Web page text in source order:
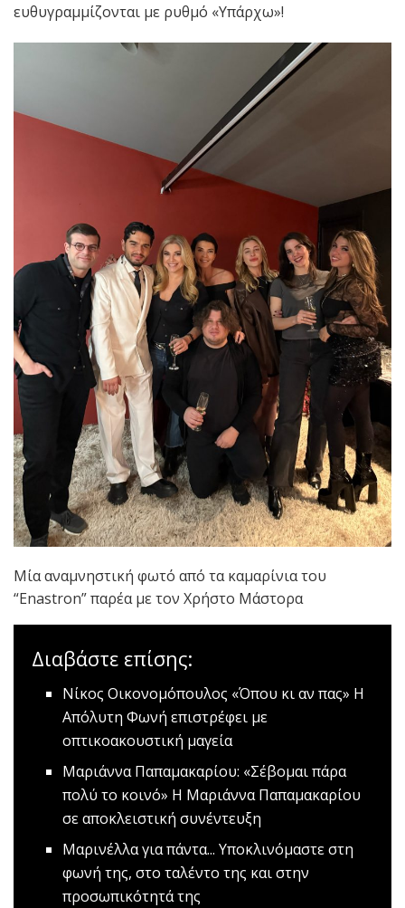
ευθυγραμμίζονται με ρυθμό «Υπάρχω»!
Μία αναμνηστική φωτό από τα καμαρίνια του
“Enastron” παρέα με τον Χρήστο Μάστορα
Διαβάστε επίσης:
Νίκος Οικονομόπουλος «Όπου κι αν πας» Η
Απόλυτη Φωνή επιστρέφει με
οπτικοακουστική μαγεία
Μαριάννα Παπαμακαρίου: «Σέβομαι πάρα
πολύ το κοινό» Η Μαριάννα Παπαμακαρίου
σε αποκλειστική συνέντευξη
Μαρινέλλα για πάντα... Υποκλινόμαστε στη
φωνή της, στο ταλέντο της και στην
προσωπικότητά της